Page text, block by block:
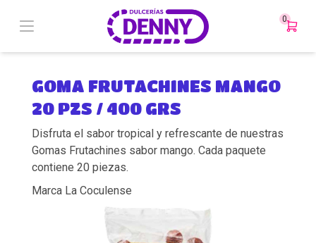
0
GOMA FRUTACHINES MANGO
20 PZS / 400 GRS
Disfruta el sabor tropical y refrescante de nuestras
Gomas Frutachines sabor mango. Cada paquete
contiene 20 piezas.
Marca La Coculense